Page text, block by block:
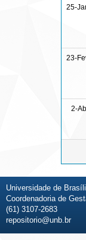
25-
23-
2-
Universidade de
Coordenadoria de
(61) 3107-2683
repositorio@unb.br